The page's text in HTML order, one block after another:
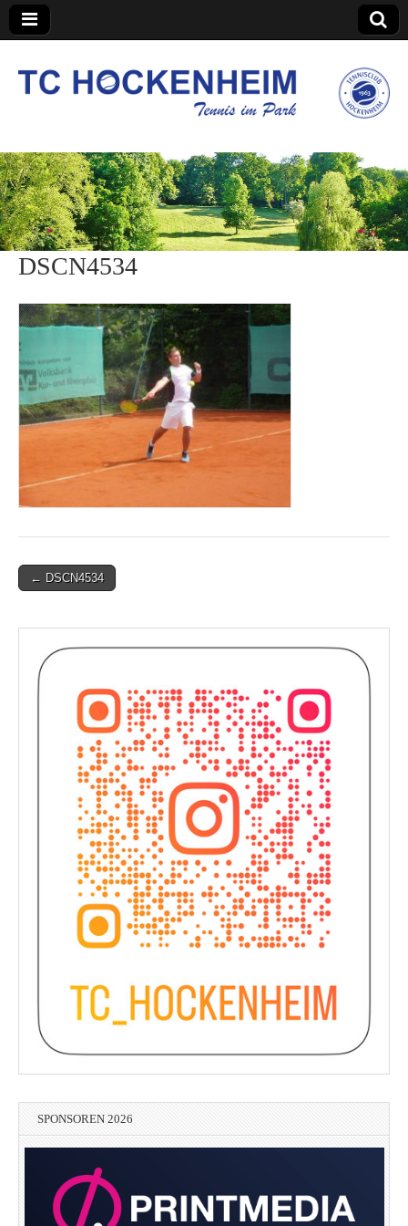
TC Hockenheim
DSCN4534
Post← DSCN4534
SPONSOREN 2026